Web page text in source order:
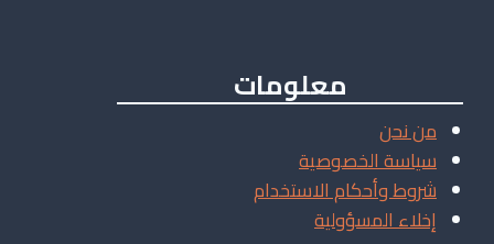
معلومات
من نحن
سياسة الخصوصية
شروط وأحكام الاستخدام
إخلاء المسؤولية